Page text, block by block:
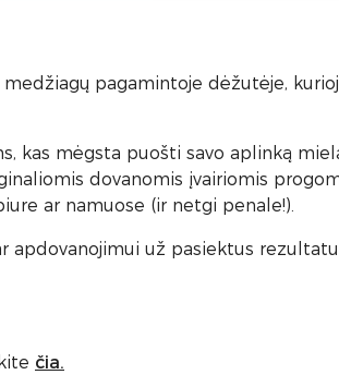
pagamintoje dėžutėje,
kas mėgsta puošti savo aplinką
dovanomis įvairiomis
ar namuose (ir netgi penale!).
apdovanojimui už pasiektus
čia.